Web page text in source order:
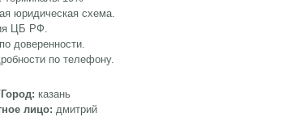
юридическая схема.
ЦБ РФ.
доверенности.
по телефону.
казань
лицо:дмитрий